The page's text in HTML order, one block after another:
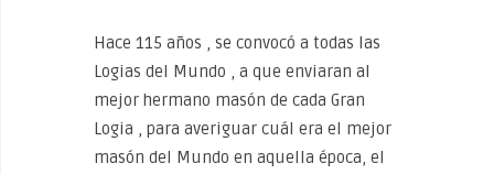
Hace 115 años , se convocó a todas las
Logias del Mundo , a que enviaran al
mejor hermano masón de cada Gran
Logia , para averiguar cuál era el mejor
masón del Mundo en aquella época, el